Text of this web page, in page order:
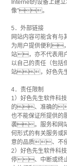
Internet的设备上建
像”。
5．外部链接
网站内容可能含有
为用户提供便利
站，亦不代表用
以自己的责任（包括
站，好色先生
4．责任限制
1）好色先生软件科
的、准确的
也不能保证所提供的
袭。服务和网
何形式的有关服务
意的品质、不
2）好色先生软件
停、中断或终止